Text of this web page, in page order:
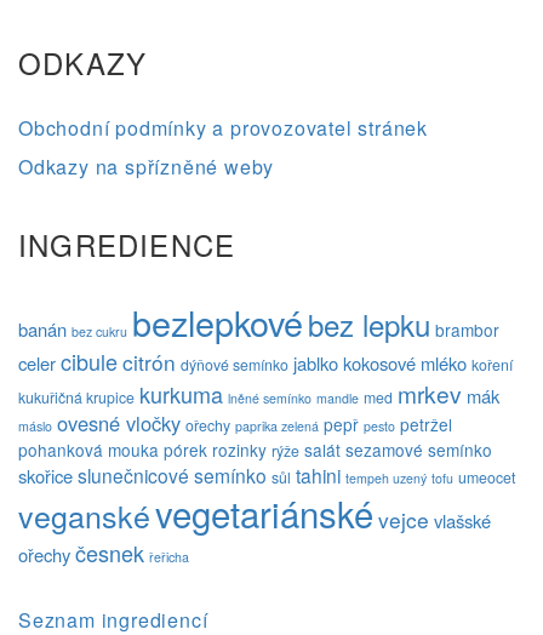
ODKAZY
Obchodní podmínky a provozovatel stránek
Odkazy na spřízněné weby
INGREDIENCE
banán bez cukru bezlepkovébez lepku brambor
celercibulecitrón dýňové semínko jablkokokosové mléko koření
kukuřičná krupice kurkuma lněné semínko mandle med mrkev mák
máslo ovesné vločky ořechy paprika zelená pepř pesto petržel
pohanková mouka pórek rozinky rýže salát sezamové semínko
skořiceslunečnicové semínko sůl tahini tempeh uzený tofu umeocet
veganskévegetariánské vejce vlašské
ořechyčesnek řeřicha
Seznam ingrediencí